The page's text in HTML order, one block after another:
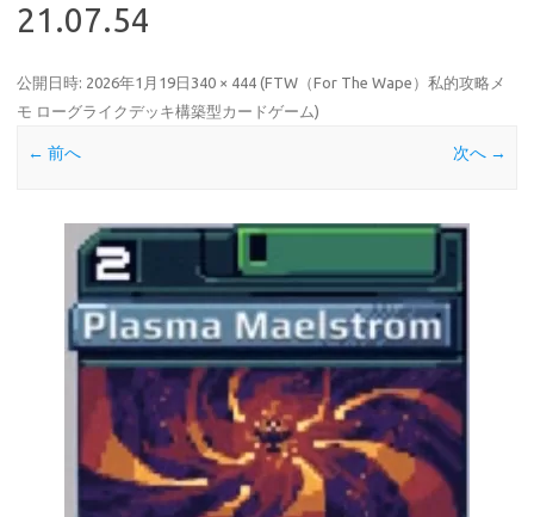
21.07.54
公開日時: 2026年1月19日 340 × 444 (FTW（For The Wape）私的攻略メ
モ ローグライクデッキ構築型カードゲーム)
← 前へ 次へ →